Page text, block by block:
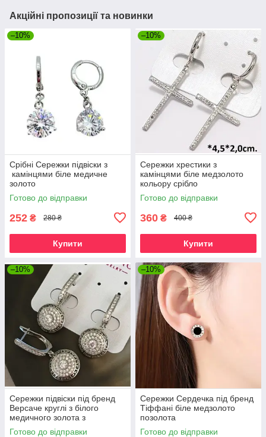
Акційні пропозиції та новинки
–10%
Срібні Сережки підвіски з
камінцями біле медичне
золото
Готово до відправки
252 ₴ 280 ₴
Купити
–10%
Сережки хрестики з
камінцями біле медзолото
кольору срібло
Готово до відправки
360 ₴ 400 ₴
Купити
–10%
Сережки підвіски під бренд
Версаче круглі з білого
медичного золота з
фіанітами
Готово до відправки
–10%
Сережки Сердечка під бренд
Тіффані біле медзолото
позолота
Готово до відправки